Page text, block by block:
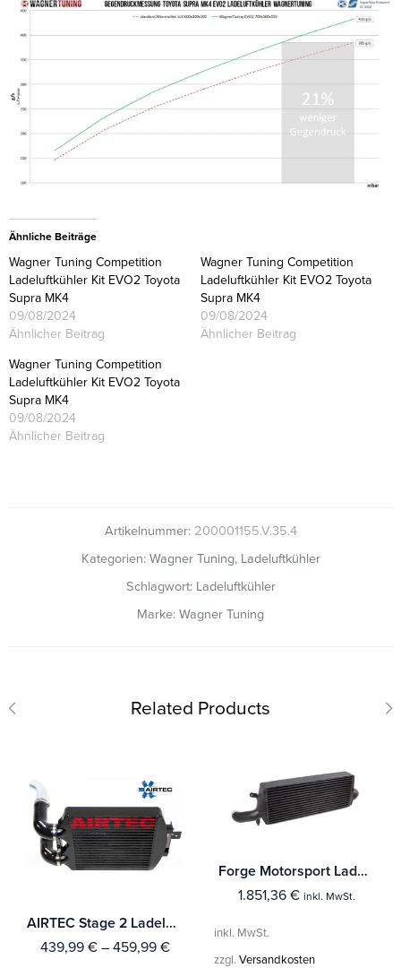
Ähnliche Beiträge
Wagner Tuning Competition
Ladeluftkühler Kit EVO2 Toyota
Supra MK4
09/08/2024
Ähnlicher Beitrag
Wagner Tuning Competition
Ladeluftkühler Kit EVO2 Toyota
Supra MK4
09/08/2024
Ähnlicher Beitrag
Wagner Tuning Competition
Ladeluftkühler Kit EVO2 Toyota
Supra MK4
09/08/2024
Ähnlicher Beitrag
Artikelnummer: 200001155.V.35.4
Kategorien: Wagner Tuning, Ladeluftkühler
Schlagwort: Ladeluftkühler
Marke: Wagner Tuning
Related Products
AIRTEC Stage 2 Ladeluftkühler für Fiesta Mk7 1.0 EcoBoost
439,99 €– 459,99 €
Forge Motorsport Ladeluftkühler Audi RS3 8V
1.851,36 € inkl. MwSt.
inkl. MwSt.
zzgl. Versandkosten